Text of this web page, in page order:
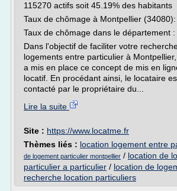
115270 actifs soit 45.19% des habitants
Taux de chômage à Montpellier
Taux de chômage dans le département :
Dans l'objectif de faciliter votre
logements entre particulier à
a mis en place ce concept de mis en
locatif. En procédant ainsi, le locataire
contacté par le propriétaire du...
Lire la suite
Site : https://www.locatme.fr
Thèmes liés : location logement entre
de logement particulier montpellier / location de
particulier a particulier / location de
recherche location particuliers